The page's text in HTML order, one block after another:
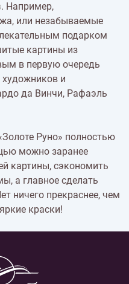
. Например,
или незабываемые
подарком
картины из
в первую очередь
художников и
да Винчи, Рафаэль
Руно» полностью
можно заранее
картины, сэкономить
а главное сделать
ничего прекраснее, чем
краски!